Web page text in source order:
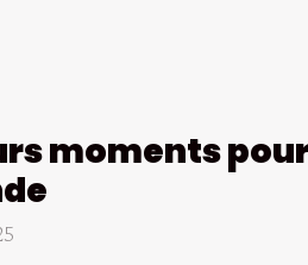
moments